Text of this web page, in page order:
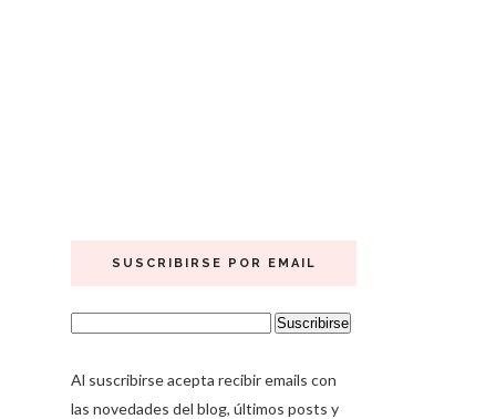
SUSCRIBIRSE POR EMAIL
Al suscribirse acepta recibir emails con
las novedades del blog, últimos posts y